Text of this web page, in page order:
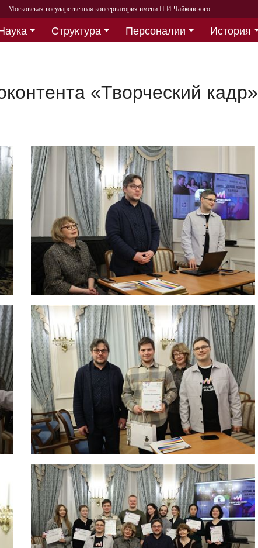
Московская государственная консерватория имени П.И.Чайковского
Структура Персоналии
История
«Творческий кадр»